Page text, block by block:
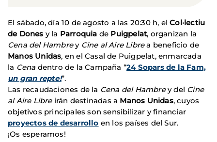
El sábado, día 10 de agosto a las 20:30 h, elCol·lectiu
de Dones y la Parroquia de Puigpelat, organizan la
Cena del Hambrey Cine al Aire Librea beneficio de
Manos Unidas, en el Casal de Puigpelat, enmarcada
la Cena dentro de la Campaña “24 Sopars de la Fam,
un gran repte!”.
Las recaudaciones de la Cena del Hambrey del Cine
al Aire Libreirán destinadas a Manos Unidas, cuyos
objetivos principales son sensibilizar y financiar
proyectos de desarrollo en los países del Sur.
¡Os esperamos!